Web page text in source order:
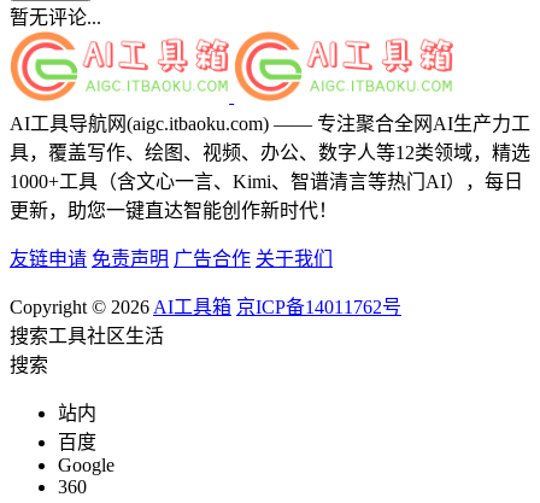
暂无评论...
AI工具导航网(aigc.itbaoku.com) —— 专注聚合全网AI生产力工
具，覆盖写作、绘图、视频、办公、数字人等12类领域，精选
1000+工具（含文心一言、Kimi、智谱清言等热门AI），每日
更新，助您一键直达智能创作新时代！
友链申请 免责声明 广告合作 关于我们
Copyright © 2026 AI工具箱 京ICP备14011762号
搜索工具社区生活
搜索
站内
百度
Google
360